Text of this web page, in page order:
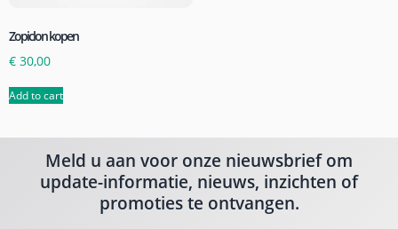
Zopiclon kopen
€ 30,00
Add to cart
Meld u aan voor onze nieuwsbrief om
update-informatie, nieuws, inzichten of
promoties te ontvangen.